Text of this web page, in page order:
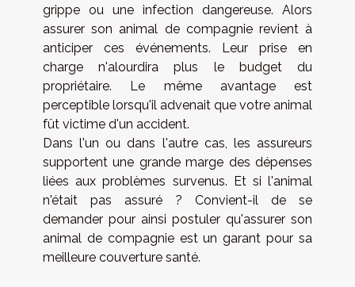
grippe ou une infection dangereuse. Alors
assurer son animal de compagnie revient à
anticiper ces événements. Leur prise en
charge n'alourdira plus le budget du
propriétaire. Le même avantage est
perceptible lorsqu'il advenait que votre animal
fût victime d'un accident.
Dans l'un ou dans l'autre cas, les assureurs
supportent une grande marge des dépenses
liées aux problèmes survenus. Et si l'animal
n'était pas assuré ? Convient-il de se
demander pour ainsi postuler qu'assurer son
animal de compagnie est un garant pour sa
meilleure couverture santé.